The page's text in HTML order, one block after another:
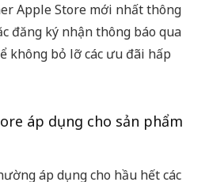
Apple Store mới nhất thông
đăng ký nhận thông báo qua
không bỏ lỡ các ưu đãi hấp
áp dụng cho sản phẩm
áp dụng cho hầu hết các